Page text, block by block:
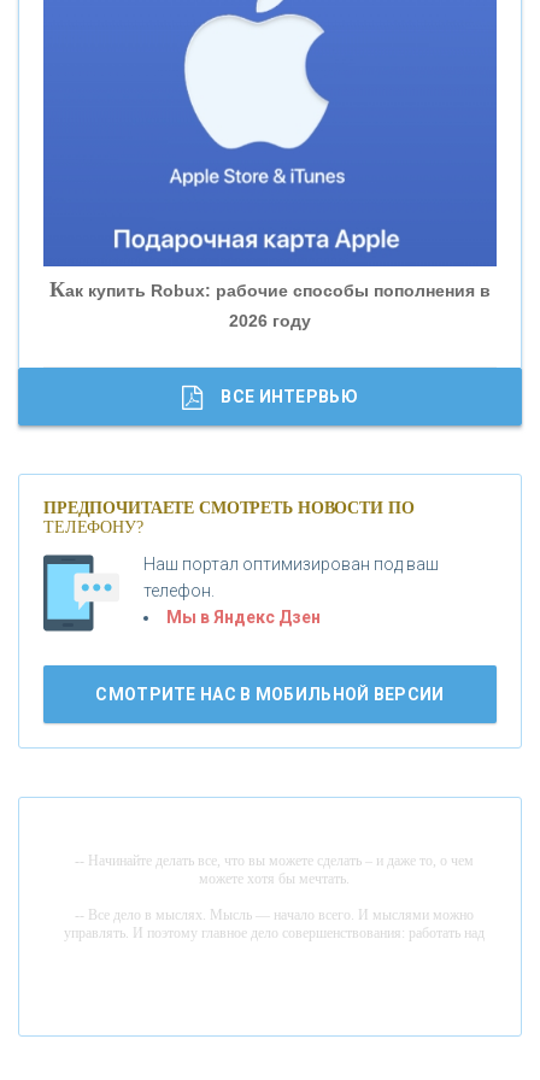
«ВНЕШПРОМБАНК»
«БАНК ГЛОБЭКС»
«СОВКОМБАНК»
«ГАЗПРОМБАНК»
«МОСКОВСКИЙ КРЕДИТНЫЙ БАНК»
«БАНК ВОЗРОЖДЕНИЕ»
АО «КРЕДИТ ЕВРОПА БАНК»
Как купить Robux: рабочие способы пополнения в
2026 году
Банки.ру обновил логотип впервые за 19 лет -
ВСЕ ИНТЕРВЬЮ
ПРЕДПОЧИТАЕТЕ СМОТРЕТЬ НОВОСТИ ПО
ТЕЛЕФОНУ?
Наш портал оптимизирован под ваш
телефон.
Мы в Яндекс Дзен
СМОТРИТЕ НАС В МОБИЛЬНОЙ ВЕРСИИ
-- Начинайте делать все, что вы можете сделать – и даже то, о чем
можете хотя бы мечтать.
-- Все дело в мыслях. Мысль — начало всего. И мыслями можно
управлять. И поэтому главное дело совершенствования: работать над
-- Самое большое богатство — это ум. Самая большая нищета —